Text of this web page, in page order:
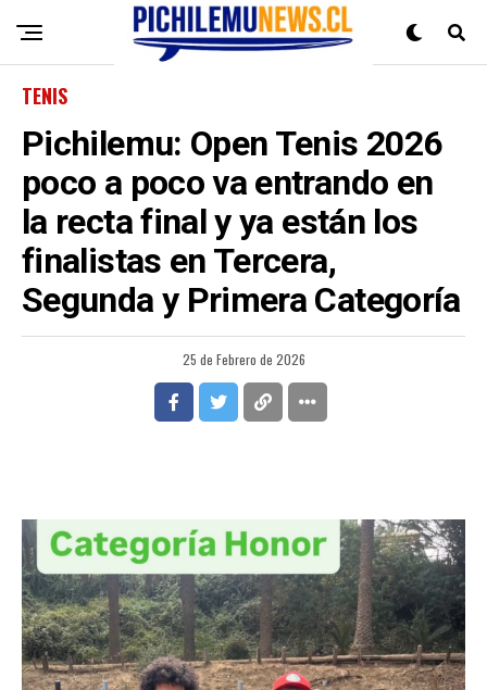
TENIS
Pichilemu: Open Tenis 2026
poco a poco va entrando en
la recta final y ya están los
finalistas en Tercera,
Segunda y Primera Categoría
25 de Febrero de 2026